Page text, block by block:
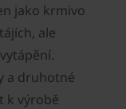
jako krmivo
ale
a druhotné
k výrobě